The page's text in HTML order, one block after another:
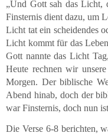
„Und Gott sah das Licht,
Finsternis dient dazu, um
Licht tat ein scheidendes
Licht kommt für das
Gott nannte das Licht
Heute rechnen wir
Morgen. Der biblische
Abend hinab, doch der
war Finsternis, doch nun
Die Verse 6-8 berichten,